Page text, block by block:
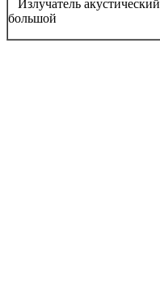
Излучатель акустический
большой